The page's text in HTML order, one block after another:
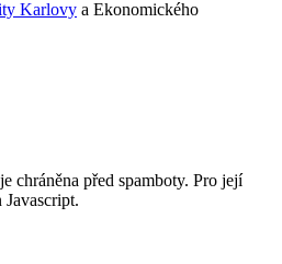
Karlovy a Ekonomického
chráněna před spamboty. Pro její